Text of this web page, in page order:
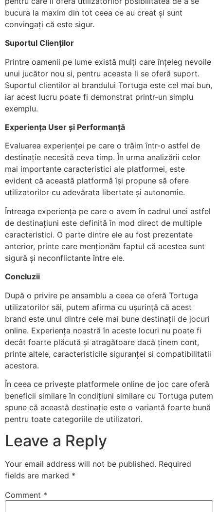
bucura la maxim din tot ceea ce au creat și sunt
convingați că este sigur.
Suportul Clienților
Printre oamenii pe lume există mulți care înțeleg nevoile
unui jucător nou si, pentru aceasta li se oferă suport.
Suportul clientilor al brandului Tortuga este cel mai bun,
iar acest lucru poate fi demonstrat printr-un simplu
exemplu.
Experiența User și Performanță
Evaluarea experienței pe care o trăim într-o astfel de
destinație necesită ceva timp. În urma analizării celor
mai importante caracteristici ale platformei, este
evident că această platformă își propune să ofere
utilizatorilor cu adevărata libertate și autonomie.
Întreaga experiența pe care o avem în cadrul unei astfel
de destinațiuni este definită în mod direct de multiple
caracteristici. O parte dintre ele au fost prezentate
anterior, printe care menționăm faptul că acestea sunt
sigură și neconflictante între ele.
Concluzii
După o privire pe ansamblu a ceea ce oferă Tortuga
utilizatorilor săi, putem afirma cu ușurință că acest
brand este unul dintre cele mai bune destinații de jocuri
online. Experiența noastră în aceste locuri nu poate fi
decât foarte plăcută și atragătoare dacă ținem cont,
printe altele, caracteristicile siguranței si compatibilitatii
acestora.
În ceea ce privește platformele online de joc care oferă
beneficii similare în condițiuni similare cu Tortuga putem
spune că această destinație este o variantă foarte bună
pentru toate categoriile de utilizatori.
Leave a Reply
Your email address will not be published. Required
fields are marked *
Comment *